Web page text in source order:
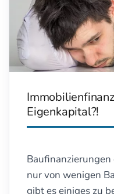
Häufig gelesene
KfW-
Familien
Neubau
KfW-
Eigenkapital?!
nur von wenigen
gibt es einiges zu